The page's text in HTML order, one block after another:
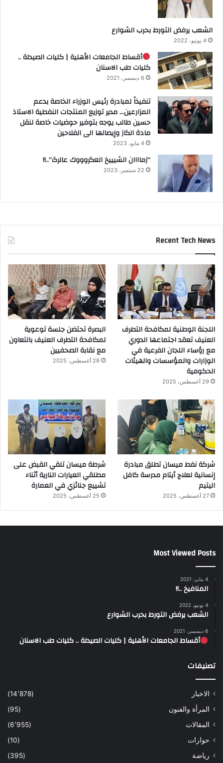
الشعب يرفض التورط بحرب الشوارع
4 يونيو، 2022
أقساط الجامعات الأهلية | كليات الصيدلة ..
كليات طب الاسنان
6 ديسمبر، 2021
تنفيذاً لمبادرة رئيس الوزراء الخاصة بدعم
المزارعين… مدير توزيع المنتجات النفطية الاستاذ
حسين طالب يوجه بتوفير حوضيات خاصة لنقل
مادة الكاز وإيصالها الى الفلاحين
4 مايو، 2023
“زماااان الشيييخ العگروووك عالرگ”..!!
22 سبتمبر، 2023
Recent Tech News
اللجنة الوطنية لمكافحة التطرف
العنيف تعقد اجتماعها الدوري
مع رؤساء اللجان الفرعية في
الوزارات والمؤسسات والهيئات
الحكومية
29 أغسطس، 2025
البصرة تحتضن جلسة توعوية
لمكافحة التطرف العنيف بالتعاون
مع نقابة الصحفيين
28 أغسطس، 2025
شركة نفط ميسان تطلق مبادرة
إنسانية لعلاج أيتام مدرسة كافل
اليتيم
27 أغسطس، 2025
شرطة ميسان تلقي القبض على
مطلقي العيارات النارية أثناء
تشييع جنائزي في العمارة
25 أغسطس، 2025
Most Viewed Posts
4 يناير، 2021
المنافيخ ..!!
4 يونيو، 2022
الشعب يرفض التورط بحرب الشوارع
6 ديسمبر، 2021
أقساط الجامعات الأهلية | كليات الصيدلة .. كليات طب الاسنان
تصنيفات
الاخبار
(14٬878)
المرأة والفنون
(95)
المقالات
(6٬955)
حوارات
(10)
رياضة
(395)